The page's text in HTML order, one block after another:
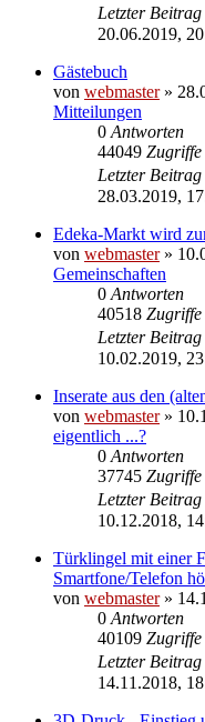
Letzter Beitrag
20.06.2019,
Gästebuch
von webmaster»
Mitteilungen
0 Antworten
44049 Zugriffe
Letzter Beitrag
28.03.2019,
Edeka-Markt wird
von webmaster»
Gemeinschaften
0 Antworten
40518 Zugriffe
Letzter Beitrag
10.02.2019,
Inserate aus den
von webmaster»
eigentlich ...?
0 Antworten
37745 Zugriffe
Letzter Beitrag
10.12.2018,
Türklingel mit einer
Smartfone/Telefon
von webmaster»
0 Antworten
40109 Zugriffe
Letzter Beitrag
14.11.2018,